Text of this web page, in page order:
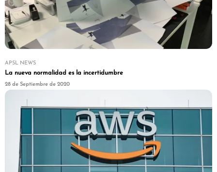
APSL NEWS
La nueva normalidad es la incertidumbre
28 de Septiembre de 2020